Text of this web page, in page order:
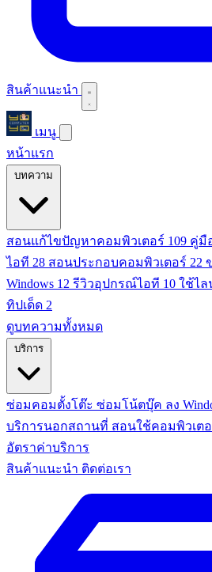
สินค้าแนะนำ
เมนู
หน้าแรก
บทความ
สอนแก้ไขปัญหาคอมพิวเตอร์ 109 คู่มื
ไอที 28 สอนประกอบคอมพิวเตอร์ 22
Windows 12 รีวิวอุปกรณ์ไอที 10 ใช้ไล
ทิปเด็ด 2
ดูบทความทั้งหมด
บริการ
ซ่อมคอมตั้งโต๊ะ ซ่อมโน้ตบุ๊ค ลง
บริการนอกสถานที่ สอนใช้คอมพิวเต
อัตราค่าบริการ
สินค้าแนะนำ ติดต่อเรา